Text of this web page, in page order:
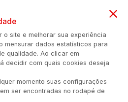
de Cookies Quem Somos
o site e melhorar sua experiência
mensurar dados estatísticos para
qualidade. Ao clicar em
decidir com quais cookies deseja
momento suas configurações
ser encontradas no rodapé de